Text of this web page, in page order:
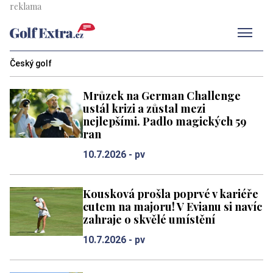
Český golf
Mrůzek na German Challenge
ustál krizi a zůstal mezi
nejlepšími. Padlo magických 59
ran
10.7.2026 - pv
Kousková prošla poprvé v kariéře
cutem na majoru! V Evianu si navíc
zahraje o skvělé umístění
10.7.2026 - pv